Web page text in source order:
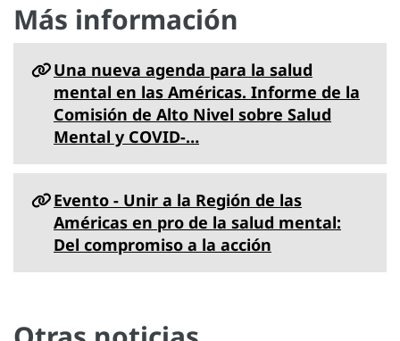
Más información
Una nueva agenda para la salud
mental en las Américas. Informe de la
Comisión de Alto Nivel sobre Salud
Mental y COVID-…
Evento - Unir a la Región de las
Américas en pro de la salud mental:
Del compromiso a la acción